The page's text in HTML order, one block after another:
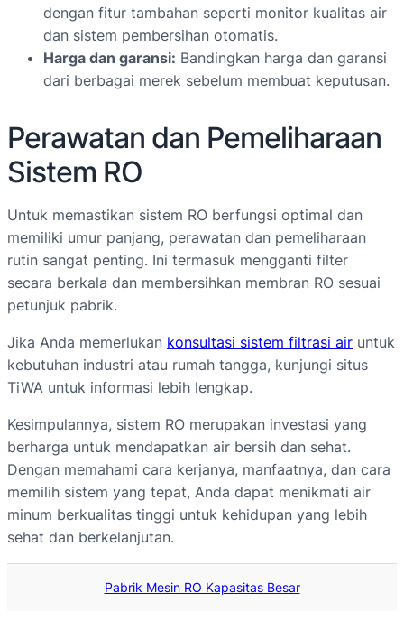
dengan fitur tambahan seperti monitor kualitas air
dan sistem pembersihan otomatis.
Harga dan garansi: Bandingkan harga dan garansi
dari berbagai merek sebelum membuat keputusan.
Perawatan dan Pemeliharaan
Sistem RO
Untuk memastikan sistem RO berfungsi optimal dan
memiliki umur panjang, perawatan dan pemeliharaan
rutin sangat penting. Ini termasuk mengganti filter
secara berkala dan membersihkan membran RO sesuai
petunjuk pabrik.
Jika Anda memerlukan konsultasi sistem filtrasi air untuk
kebutuhan industri atau rumah tangga, kunjungi situs
TiWA untuk informasi lebih lengkap.
Kesimpulannya, sistem RO merupakan investasi yang
berharga untuk mendapatkan air bersih dan sehat.
Dengan memahami cara kerjanya, manfaatnya, dan cara
memilih sistem yang tepat, Anda dapat menikmati air
minum berkualitas tinggi untuk kehidupan yang lebih
sehat dan berkelanjutan.
Pabrik Mesin RO Kapasitas Besar